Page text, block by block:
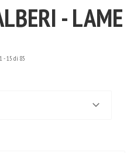
- LAME
1 -15 di 85